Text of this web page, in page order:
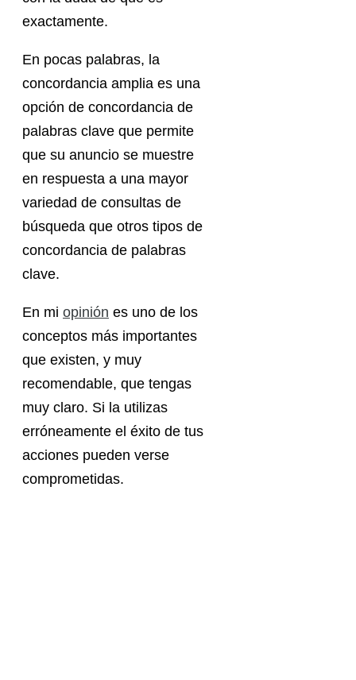
exactamente.
En pocas palabras, la
concordancia amplia es una
opción de concordancia de
palabras clave que permite
que su anuncio se muestre
en respuesta a una mayor
variedad de consultas de
búsqueda que otros tipos de
concordancia de palabras
clave.
En mi opinión es uno de los
conceptos más importantes
que existen, y muy
recomendable, que tengas
muy claro. Si la utilizas
erróneamente el éxito de tus
acciones pueden verse
comprometidas.